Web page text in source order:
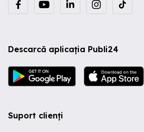
Descarcă aplicația Publi24
Suport clienți